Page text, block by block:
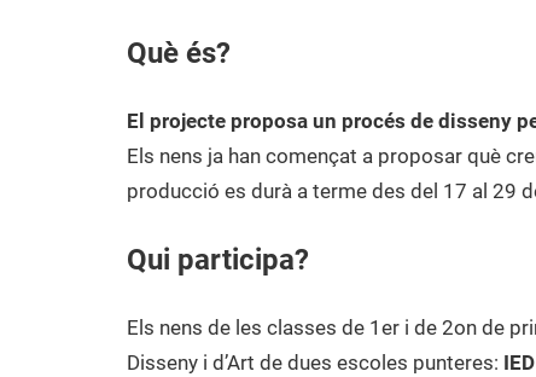
de
de
2015
Què és?
El projecte proposa un procés de disseny
Els nens ja han començat a proposar què
producció es durà a terme des del 17 al 29
Qui participa?
Els nens de les classes de 1er i de 2on de
Disseny i d’Art de dues escoles punteres: